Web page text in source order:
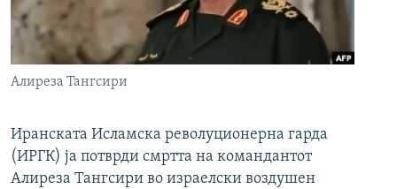
Алиреза Тангсири
Иранската Исламска револуционерна гарда
(ИРГК) ја потврди смртта на командантот
Алиреза Тангсири во израелски воздушен